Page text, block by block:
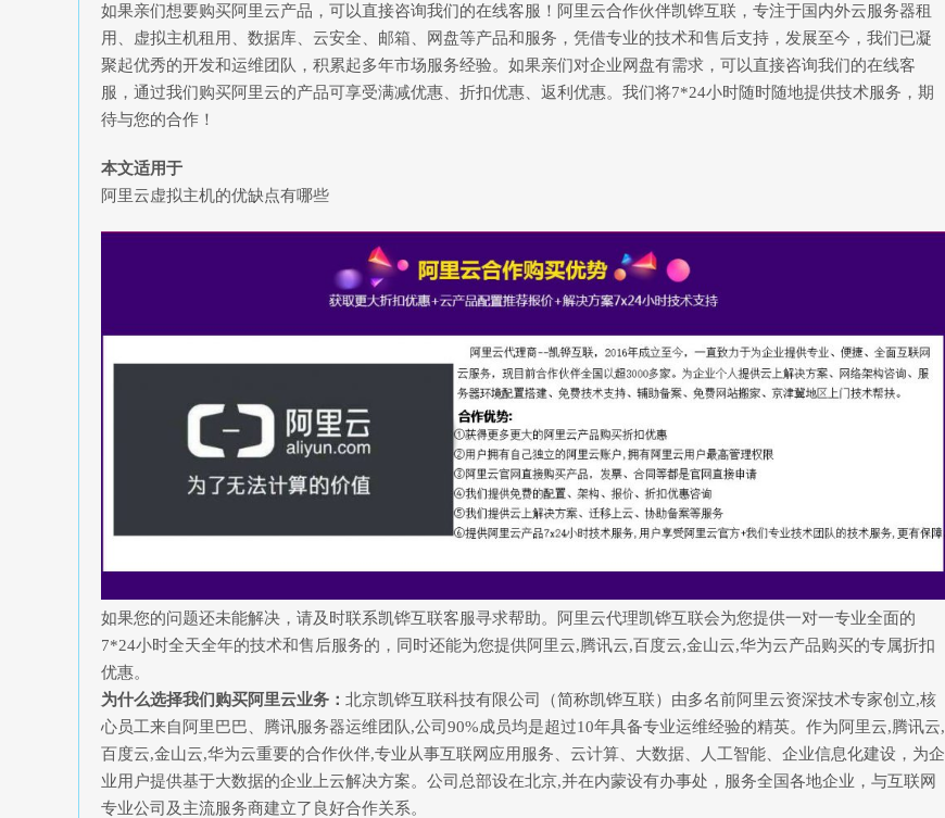
如果亲们想要购买阿里云产品，可以直接咨询我们的在线客服！阿里云合作伙伴凯铧互联，专注于国内外云服务器租
用、虚拟主机租用、数据库、云安全、邮箱、网盘等产品和服务，凭借专业的技术和售后支持，发展至今，我们已凝
聚起优秀的开发和运维团队，积累起多年市场服务经验。如果亲们对企业网盘有需求，可以直接咨询我们的在线客
服，通过我们购买阿里云的产品可享受满减优惠、折扣优惠、返利优惠。我们将7*24小时随时随地提供技术服务，期
待与您的合作！
本文适用于
阿里云虚拟主机的优缺点有哪些
如果您的问题还未能解决，请及时联系凯铧互联客服寻求帮助。阿里云代理凯铧互联会为您提供一对一专业全面的
7*24小时全天全年的技术和售后服务的，同时还能为您提供阿里云,腾讯云,百度云,金山云,华为云产品购买的专属折扣
优惠。
为什么选择我们购买阿里云业务： 北京凯铧互联科技有限公司（简称凯铧互联）由多名前阿里云资深技术专家创立,核
心员工来自阿里巴巴、腾讯服务器运维团队,公司90%成员均是超过10年具备专业运维经验的精英。作为阿里云,腾讯云,
百度云,金山云,华为云重要的合作伙伴,专业从事互联网应用服务、云计算、大数据、人工智能、企业信息化建设，为企
业用户提供基于大数据的企业上云解决方案。公司总部设在北京,并在内蒙设有办事处，服务全国各地企业，与互联网
专业公司及主流服务商建立了良好合作关系。